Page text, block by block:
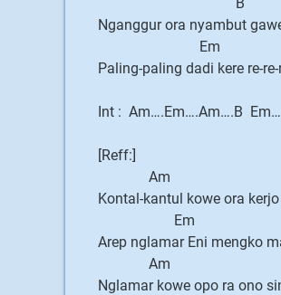
Nganggur ora nyambut
Em
Paling-paling dadi kere re-re-
Int : Am….Em….Am….B
[Reff:]
Am
Kontal-kantul kowe ora kerjo
Em
Arep nglamar Eni mengko
Am
Nglamar kowe opo ra ono